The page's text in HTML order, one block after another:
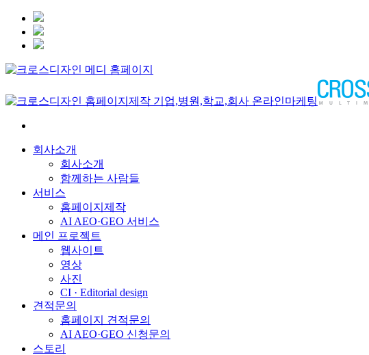
회사소개
회사소개
함께하는 사람들
서비스
홈페이지제작
AI AEO·GEO 서비스
메인 프로젝트
웹사이트
영상
사진
CI · Editorial design
견적문의
홈페이지 견적문의
AI AEO·GEO 신청문의
스토리